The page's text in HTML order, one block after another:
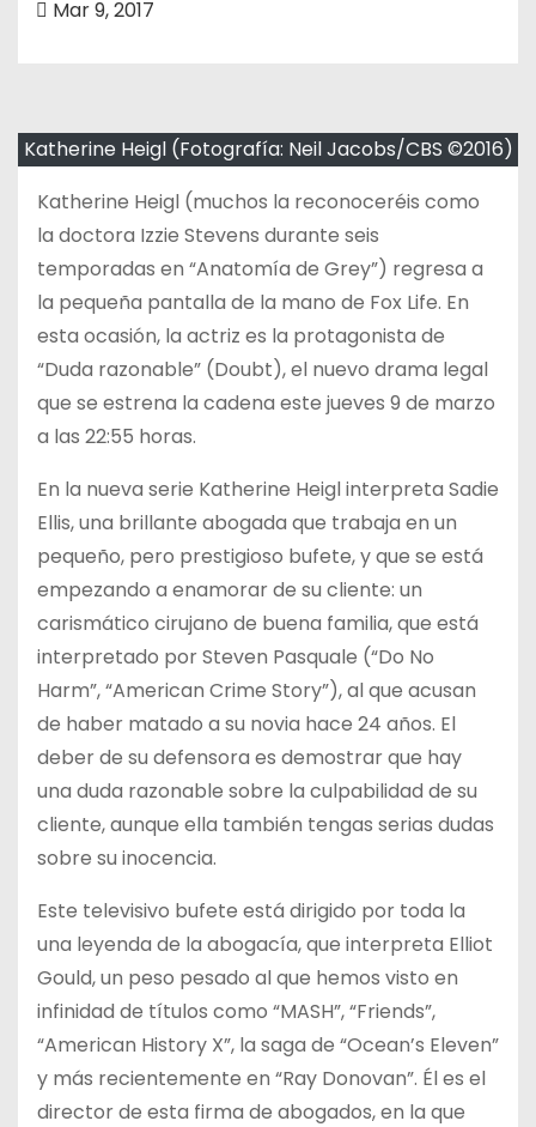
Mar 9, 2017
Katherine Heigl (Fotografía: Neil Jacobs/CBS ©2016)
Katherine Heigl (muchos la reconoceréis como
la doctora Izzie Stevens durante seis
temporadas en “Anatomía de Grey”) regresa a
la pequeña pantalla de la mano de Fox Life. En
esta ocasión, la actriz es la protagonista de
“Duda razonable” (Doubt), el nuevo drama legal
que se estrena la cadena este jueves 9 de marzo
a las 22:55 horas.
En la nueva serie Katherine Heigl interpreta Sadie
Ellis, una brillante abogada que trabaja en un
pequeño, pero prestigioso bufete, y que se está
empezando a enamorar de su cliente: un
carismático cirujano de buena familia, que está
interpretado por Steven Pasquale (“Do No
Harm”, “American Crime Story”), al que acusan
de haber matado a su novia hace 24 años. El
deber de su defensora es demostrar que hay
una duda razonable sobre la culpabilidad de su
cliente, aunque ella también tengas serias dudas
sobre su inocencia.
Este televisivo bufete está dirigido por toda la
una leyenda de la abogacía, que interpreta Elliot
Gould, un peso pesado al que hemos visto en
infinidad de títulos como “MASH”, “Friends”,
“American History X”, la saga de “Ocean’s Eleven”
y más recientemente en “Ray Donovan”. Él es el
director de esta firma de abogados, en la que